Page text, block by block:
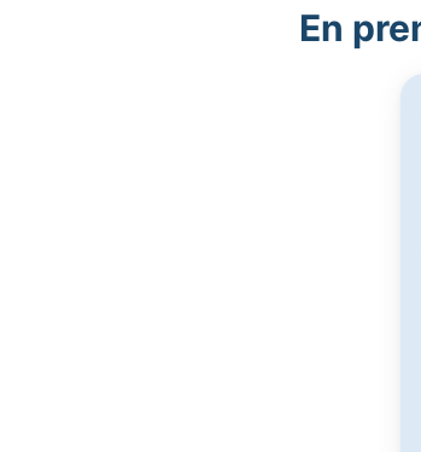
En